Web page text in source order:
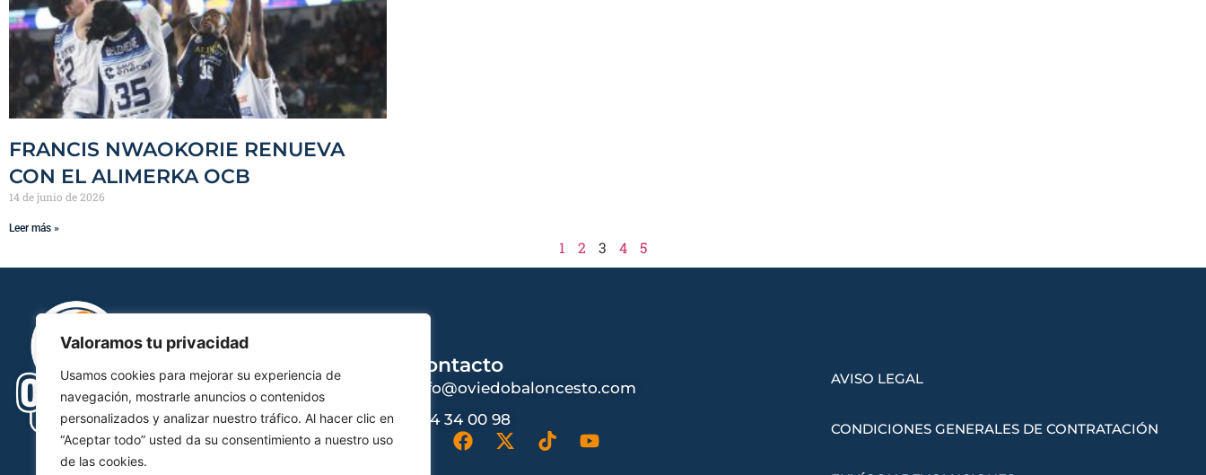
Valoramos tu privacidad
Usamos cookies para mejorar su experiencia de
navegación, mostrarle anuncios o contenidos
personalizados y analizar nuestro tráfico. Al hacer clic en
“Aceptar todo” usted da su consentimiento a nuestro uso
de las cookies.
FRANCIS NWAOKORIE RENUEVA
CON EL ALIMERKA OCB
14 de junio de 2026
Leer más »
1 2 3 4 5
Contacto
info@oviedobaloncesto.com
984 34 00 98
AVISO LEGAL
CONDICIONES GENERALES DE CONTRATACIÓN